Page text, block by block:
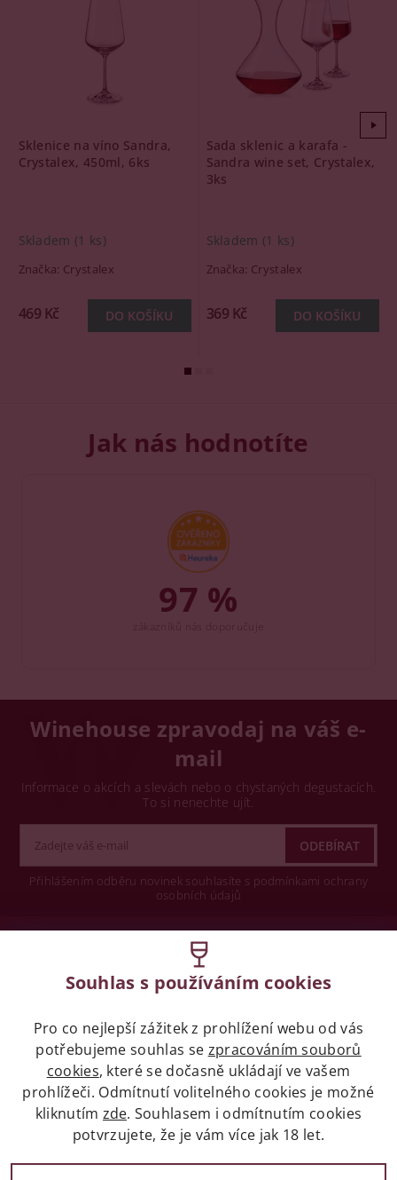
Sklenice na víno Sandra,
Crystalex, 450ml, 6ks
Skladem (1 ks)
Značka: Crystalex
469 Kč
Sada sklenic a karafa -
Sandra wine set, Crystalex,
3ks
Skladem (1 ks)
Značka: Crystalex
369 Kč
Jak nás hodnotíte
97 %
Winehouse zpravodaj na váš e-
mail
Informace o akcích a slevách nebo o chystaných degustacích.
To si nenechte ujít.
Přihlášením odběru novinek souhlasíte s podmínkami ochrany
osobních údajů
Legislativa
Zákaz prodeje alkoholických nápojů osobám
mladších 18 let.
Naše služby
Souhlas s používáním cookies
Pro co nejlepší zážitek z prohlížení webu od vás
potřebujeme souhlas se zpracováním souborů
cookies, které se dočasně ukládají ve vašem
prohlížeči. Odmítnutí volitelného cookies je možné
kliknutím zde. Souhlasem i odmítnutím cookies
potvrzujete, že je vám více jak 18 let.